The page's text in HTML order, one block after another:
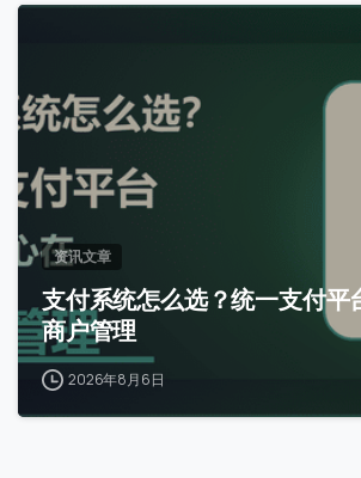
资讯文章
支付系统怎么选？统一支付平
商户管理
2026年8月6日